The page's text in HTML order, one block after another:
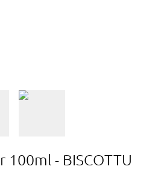
- BISCOTTU